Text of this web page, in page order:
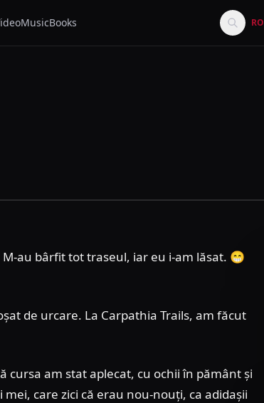
MusicBooks RO
au bârfit tot traseul, iar eu i-am lăsat. 😁
de urcare. La Carpathia Trails, am făcut
cursa am stat aplecat, cu ochii în pământ și
care zici că erau nou-nouți, ca adidașii